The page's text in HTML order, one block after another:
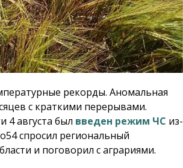
рекорды. Аномальная
с краткими перерывами.
4 августа был введен режим ЧС из-
спросил региональный
и поговорил с аграриями.